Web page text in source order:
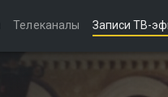
Телеканалы Записи ТВ-